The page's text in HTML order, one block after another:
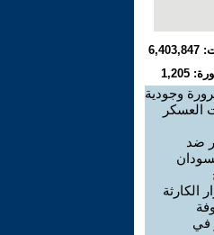
وجودية
العسكر
ضد
الكارثة
في